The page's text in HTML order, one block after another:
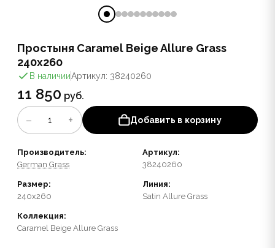
Простыня Caramel Beige Allure Grass
240х260
В наличииАртикул: 38240260
11 850 руб.
− 1 + Добавить в корзину
Производитель:
German Grass
Артикул:
38240260
Размер:
240x260
Линия:
Satin Allure Grass
Коллекция:
Caramel Beige Allure Grass